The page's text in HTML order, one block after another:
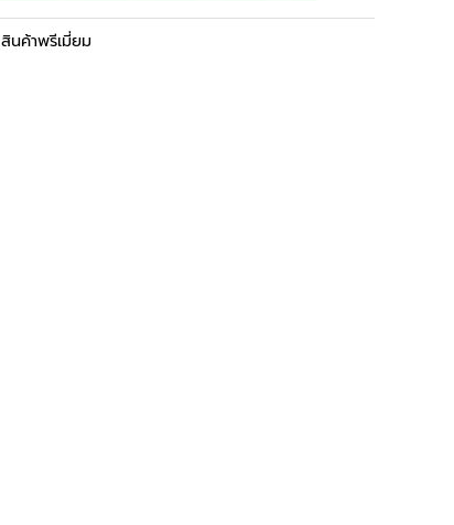
สินค้าพรีเมี่ยม